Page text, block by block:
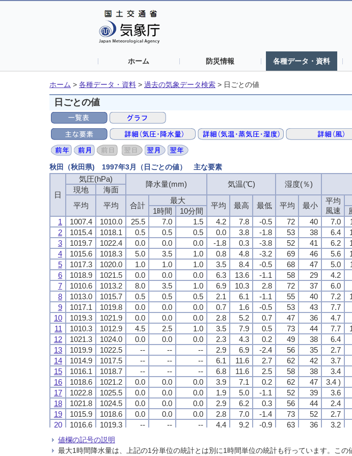
ホーム 防災情報 各種データ・資料
ホーム > 各種データ・資料 > 過去の気象データ検索 > 日ごとの値
日ごとの値
秋田（秋田県) 1997年3月（日ごとの値） 主な要素
日
気圧(hPa)
降水量(mm) 気温(℃) 湿度(％)
現地
海面
平均
平均 合計
最大
平均 最高 最低 平均 最小
平均
風速
1時間 10分間
1
1007.4 1010.0 25.5 7.0 1.5 4.2 7.8 -0.5 72 40 7.0
2
1015.4 1018.1 0.5 0.5 0.5 0.0 3.8 -1.8 53 38 6.4
3
1019.7 1022.4 0.0 0.0 0.0 -1.8 0.3 -3.8 52 41 6.2
4
1015.6 1018.3 5.0 3.5 1.0 0.8 4.8 -3.2 69 46 5.6
5
1017.3 1020.0 1.0 1.0 1.0 3.5 8.4 -0.5 68 47 5.0
6
1018.9 1021.5 0.0 0.0 0.0 6.3 13.6 -1.1 58 29 4.2
7
1010.6 1013.2 8.0 3.5 1.0 6.9 10.3 2.8 72 37 6.0
8
1013.0 1015.7 0.5 0.5 0.5 2.1 6.1 -1.1 55 40 7.2
9
1017.1 1019.8 0.0 0.0 0.0 0.7 1.6 -0.5 53 43 7.7
10
1019.3 1021.9 0.0 0.0 0.0 2.8 5.2 0.7 47 36 4.7
11
1010.3 1012.9 4.5 2.5 1.0 3.5 7.9 0.5 73 44 7.7
12
1021.3 1024.0 0.0 0.0 0.0 2.3 4.3 0.2 49 38 6.4
13
1019.9 1022.5 -- -- -- 2.9 6.9 -2.4 56 35 2.7
14
1014.9 1017.5 -- -- -- 6.1 11.6 2.7 62 42 3.7
15
1016.1 1018.7 -- -- -- 6.8 11.6 2.5 58 38 3.4
16
1018.6 1021.2 0.0 0.0 0.0 3.9 7.1 0.2 62 47 3.4 )
17
1022.8 1025.5 0.0 0.0 0.0 1.9 5.0 -1.1 52 39 3.6
18
1021.8 1024.5 0.0 0.0 0.0 2.9 6.2 0.3 56 44 2.4
19
1015.9 1018.6 0.0 0.0 0.0 2.8 7.0 -1.4 73 52 2.7
20
1016.6 1019.3 -- -- -- 4.4 9.2 -0.9 63 36 3.2
21
1014.3 1016.9
22
1008.7 1011.3 0.0 0.0 0.0 3.6 9.3 0.4 65 40
日
気圧(hPa)
降水量(mm) 気温(℃) 湿度(％)
現地
海面
平均
平均 合計
最大
平均 最高 最低 平均 最小
平均
風速
1時間 10分間
1
1007.4 1010.0 25.5 7.0 1.5 4.2 7.8 -0.5 72 40 7.0
2
1015.4 1018.1 0.5 0.5 0.5 0.0 3.8 -1.8 53 38 6.4
3
1019.7 1022.4 0.0 0.0 0.0 -1.8 0.3 -3.8 52 41 6.2
4
1015.6 1018.3 5.0 3.5 1.0 0.8 4.8 -3.2 69 46 5.6
5
1017.3 1020.0 1.0 1.0 1.0 3.5 8.4 -0.5 68 47 5.0
6
1018.9 1021.5 0.0 0.0 0.0 6.3 13.6 -1.1 58 29 4.2
7
1010.6 1013.2 8.0 3.5 1.0 6.9 10.3 2.8 72 37 6.0
8
1013.0 1015.7 0.5 0.5 0.5 2.1 6.1 -1.1 55 40 7.2
9
1017.1 1019.8 0.0 0.0 0.0 0.7 1.6 -0.5 53 43 7.7
10
1019.3 1021.9 0.0 0.0 0.0 2.8 5.2 0.7 47 36 4.7
11
1010.3 1012.9 4.5 2.5 1.0 3.5 7.9 0.5 73 44 7.7
12
1021.3 1024.0 0.0 0.0 0.0 2.3 4.3 0.2 49 38 6.4
13
1019.9 1022.5 -- -- -- 2.9 6.9 -2.4 56 35 2.7
14
1014.9 1017.5 -- -- -- 6.1 11.6 2.7 62 42 3.7
15
1016.1 1018.7 -- -- -- 6.8 11.6 2.5 58 38 3.4
16
1018.6 1021.2 0.0 0.0 0.0 3.9 7.1 0.2 62 47 3.4 )
17
1022.8 1025.5 0.0 0.0 0.0 1.9 5.0 -1.1 52 39 3.6
18
1021.8 1024.5 0.0 0.0 0.0 2.9 6.2 0.3 56 44 2.4
19
1015.9 1018.6 0.0 0.0 0.0 2.8 7.0 -1.4 73 52 2.7
20
1016.6 1019.3 -- -- -- 4.4 9.2 -0.9 63 36 3.2
21
1014.3 1016.9
22
1008.7 1011.3 0.0 0.0 0.0 3.6 9.3 0.4 65 40
日
気圧(hPa)
降水量(mm) 気温(℃) 湿度(％)
現地
海面
平均
平均 合計
最大
平均 最高 最低 平均 最小
平均
風速
1時間 10分間
1
1007.4 1010.0 25.5 7.0 1.5 4.2 7.8 -0.5 72 40 7.0
2
1015.4 1018.1 0.5 0.5 0.5 0.0 3.8 -1.8 53 38 6.4
3
1019.7 1022.4 0.0 0.0 0.0 -1.8 0.3 -3.8 52 41 6.2
4
1015.6 1018.3 5.0 3.5 1.0 0.8 4.8 -3.2 69 46 5.6
5
1017.3 1020.0 1.0 1.0 1.0 3.5 8.4 -0.5 68 47 5.0
6
1018.9 1021.5 0.0 0.0 0.0 6.3 13.6 -1.1 58 29 4.2
7
1010.6 1013.2 8.0 3.5 1.0 6.9 10.3 2.8 72 37 6.0
8
1013.0 1015.7 0.5 0.5 0.5 2.1 6.1 -1.1 55 40 7.2
9
1017.1 1019.8 0.0 0.0 0.0 0.7 1.6 -0.5 53 43 7.7
10
1019.3 1021.9 0.0 0.0 0.0 2.8 5.2 0.7 47 36 4.7
11
1010.3 1012.9 4.5 2.5 1.0 3.5 7.9 0.5 73 44 7.7
12
1021.3 1024.0 0.0 0.0 0.0 2.3 4.3 0.2 49 38 6.4
13
1019.9 1022.5 -- -- -- 2.9 6.9 -2.4 56 35 2.7
14
1014.9 1017.5 -- -- -- 6.1 11.6 2.7 62 42 3.7
15
1016.1 1018.7 -- -- -- 6.8 11.6 2.5 58 38 3.4
16
1018.6 1021.2 0.0 0.0 0.0 3.9 7.1 0.2 62 47 3.4 )
17
1022.8 1025.5 0.0 0.0 0.0 1.9 5.0 -1.1 52 39 3.6
18
1021.8 1024.5 0.0 0.0 0.0 2.9 6.2 0.3 56 44 2.4
19
1015.9 1018.6 0.0 0.0 0.0 2.8 7.0 -1.4 73 52 2.7
20
1016.6 1019.3 -- -- -- 4.4 9.2 -0.9 63 36 3.2
21
1014.3 1016.9
22
1008.7 1011.3 0.0 0.0 0.0 3.6 9.3 0.4 65 40
日
気圧(hPa)
降水量(mm) 気温(℃) 湿度(％)
現地
海面
平均
平均 合計
最大
平均 最高 最低 平均 最小
平均
風速
1時間 10分間
1
1007.4 1010.0 25.5 7.0 1.5 4.2 7.8 -0.5 72 40 7.0
2
1015.4 1018.1 0.5 0.5 0.5 0.0 3.8 -1.8 53 38 6.4
3
1019.7 1022.4 0.0 0.0 0.0 -1.8 0.3 -3.8 52 41 6.2
4
1015.6 1018.3 5.0 3.5 1.0 0.8 4.8 -3.2 69 46 5.6
5
1017.3 1020.0 1.0 1.0 1.0 3.5 8.4 -0.5 68 47 5.0
6
1018.9 1021.5 0.0 0.0 0.0 6.3 13.6 -1.1 58 29 4.2
7
1010.6 1013.2 8.0 3.5 1.0 6.9 10.3 2.8 72 37 6.0
8
1013.0 1015.7 0.5 0.5 0.5 2.1 6.1 -1.1 55 40 7.2
9
1017.1 1019.8 0.0 0.0 0.0 0.7 1.6 -0.5 53 43 7.7
10
1019.3 1021.9 0.0 0.0 0.0 2.8 5.2 0.7 47 36 4.7
11
1010.3 1012.9 4.5 2.5 1.0 3.5 7.9 0.5 73 44 7.7
12
1021.3 1024.0 0.0 0.0 0.0 2.3 4.3 0.2 49 38 6.4
13
1019.9 1022.5 -- -- -- 2.9 6.9 -2.4 56 35 2.7
14
1014.9 1017.5 -- -- -- 6.1 11.6 2.7 62 42 3.7
15
1016.1 1018.7 -- -- -- 6.8 11.6 2.5 58 38 3.4
16
1018.6 1021.2 0.0 0.0 0.0 3.9 7.1 0.2 62 47 3.4 )
17
1022.8 1025.5 0.0 0.0 0.0 1.9 5.0 -1.1 52 39 3.6
18
1021.8 1024.5 0.0 0.0 0.0 2.9 6.2 0.3 56 44 2.4
19
1015.9 1018.6 0.0 0.0 0.0 2.8 7.0 -1.4 73 52 2.7
20
1016.6 1019.3 -- -- -- 4.4 9.2 -0.9 63 36 3.2
21
1014.3 1016.9
22
1008.7 1011.3 0.0 0.0 0.0 3.6 9.3 0.4 65 40
値欄の記号の説明
最大1時間降水量は、上記の1分単位の統計とは別に1時間単位の統計も行っています。この